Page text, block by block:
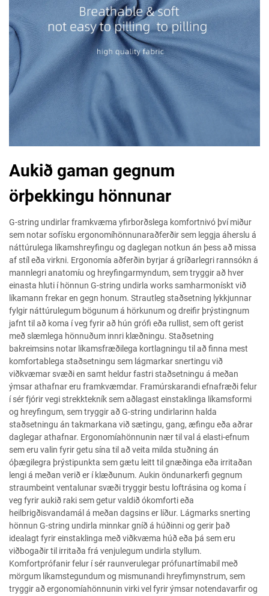
Aukið gaman gegnum
örþekkingu hönnunar
G-string undirlar framkvæma yfirborðslega komfortnivó því miður
sem notar sofísku ergonomíhönnunaraðferðir sem leggja áherslu á
náttúrulega líkamshreyfingu og daglegan notkun án þess að missa
af stíl eða virkni. Ergonomía aðferðin byrjar á gríðarlegri rannsókn á
mannlegri anatomíu og hreyfingarmyndum, sem tryggir að hver
einasta hluti í hönnun G-string undirla works samharmonískt við
líkamann frekar en gegn honum. Strautleg staðsetning lykkjunnar
fylgir náttúrulegum bögunum á hörkunum og dreifir þrýstingnum
jafnt til að koma í veg fyrir að hún grófi eða rullist, sem oft gerist
með slæmlega hönnuðum innri klæðningu. Staðsetning
bakreimsins notar líkamsfræðilega kortlagningu til að finna mest
komfortablega staðsetningu sem lágmarkar snertingu við
viðkvæmar svæði en samt heldur fastri staðsetningu á meðan
ýmsar athafnar eru framkvæmdar. Framúrskarandi efnafræði felur
í sér fjórir vegi strekktekník sem aðlagast einstaklinga líkamsformi
og hreyfingum, sem tryggir að G-string undirlarinn halda
staðsetningu án takmarkana við sætingu, gang, æfingu eða aðrar
daglegar athafnar. Ergonomíahönnunin nær til val á elasti-efnum
sem eru valin fyrir getu sína til að veita milda stuðning án
óþægilegra þrýstipunkta sem gætu leitt til gnæðinga eða irritaðan
lengi á meðan verið er í klæðunum. Aukin öndunarkerfi gegnum
straumbeint ventalunar svæði tryggir bestu loftrásina og koma í
veg fyrir aukið raki sem getur valdið ókomforti eða
heilbrigðisvandamál á meðan dagsins er líður. Lágmarks snerting
hönnun G-string undirla minnkar gníð á húðinni og gerir það
idealagt fyrir einstaklinga með viðkvæma húð eða þá sem eru
viðbogaðir til irritaða frá venjulegum undirla styllum.
Komfortprófanir felur í sér raunverulegar prófunartímabil með
mörgum líkamstegundum og mismunandi hreyfimynstrum, sem
tryggir að ergonomíahönnunin virki vel fyrir ýmsar notendavarfir og